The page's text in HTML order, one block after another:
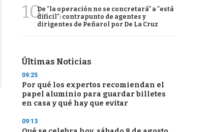
10De "la operación no se concretará" a "está
difícil": contrapunto de agentes y
dirigentes de Peñarol por De La Cruz
Últimas Noticias
09:25
Por qué los expertos recomiendan el
papel aluminio para guardar billetes
en casa y qué hay que evitar
09:13